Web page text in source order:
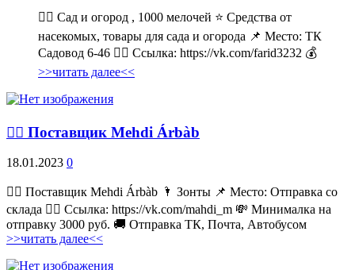
💁‍♂ Сад и огород , 1000 мелочей ⭐ Средства от
насекомых, товары для сада и огорода 📌 Место: ТК
Садовод 6-46 👉🏻 Ссылка: https://vk.com/farid3232 💰
>>читать далее<<
💁‍♂ Поставщик Mehdi Árbàb
18.01.2023 0
💁‍♂ Поставщик Mehdi Árbàb 🌂 Зонты 📌 Место: Отправка со
склада 👉🏻 Ссылка: https://vk.com/mahdi_m 💸 Минималка на
отправку 3000 руб. 🚚 Отправка ТК, Почта, Автобусом
>>читать далее<<